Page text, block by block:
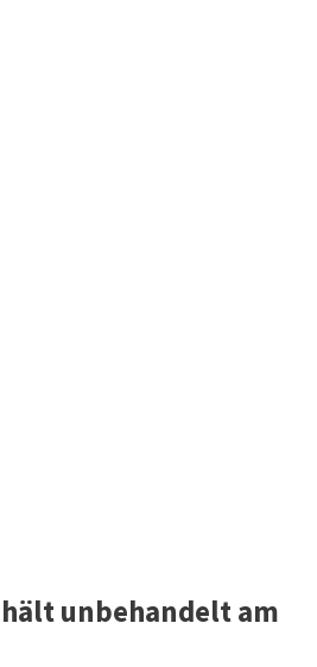
unbehandelt am